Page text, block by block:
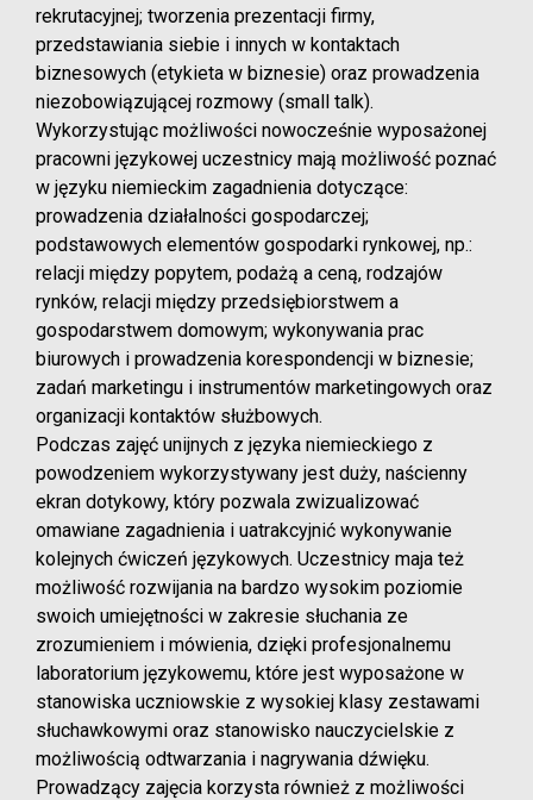
rekrutacyjnej; tworzenia prezentacji firmy,
przedstawiania siebie i innych w kontaktach
biznesowych (etykieta w biznesie) oraz prowadzenia
niezobowiązującej rozmowy (small talk).
Wykorzystując możliwości nowocześnie wyposażonej
pracowni językowej uczestnicy mają możliwość poznać
w języku niemieckim zagadnienia dotyczące:
prowadzenia działalności gospodarczej;
podstawowych elementów gospodarki rynkowej, np.:
relacji między popytem, podażą a ceną, rodzajów
rynków, relacji między przedsiębiorstwem a
gospodarstwem domowym; wykonywania prac
biurowych i prowadzenia korespondencji w biznesie;
zadań marketingu i instrumentów marketingowych oraz
organizacji kontaktów służbowych.
Podczas zajęć unijnych z języka niemieckiego z
powodzeniem wykorzystywany jest duży, naścienny
ekran dotykowy, który pozwala zwizualizować
omawiane zagadnienia i uatrakcyjnić wykonywanie
kolejnych ćwiczeń językowych. Uczestnicy maja też
możliwość rozwijania na bardzo wysokim poziomie
swoich umiejętności w zakresie słuchania ze
zrozumieniem i mówienia, dzięki profesjonalnemu
laboratorium językowemu, które jest wyposażone w
stanowiska uczniowskie z wysokiej klasy zestawami
słuchawkowymi oraz stanowisko nauczycielskie z
możliwością odtwarzania i nagrywania dźwięku.
Prowadzący zajęcia korzysta również z możliwości